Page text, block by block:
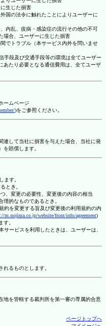
生じた損害
国の法令に触れたことによりユーザーに
内乱、疫病・感染症の流行その他の不可
場合、ユーザーに生じた損害
でトラブル（本サービス内外を問いませ
手段及び交通手段等の環境は全てユーザー
あたり必要となる通信費用は、全てユーザ
ームページ
)をご参照ください。
連して当社に損害を与えた場合、当社に発
賠償します。
ます。
とき。
、変更の必要性、変更後の内容の相当
的なものであるとき。
約を変更する旨及び変更後の利用規約の内
m.nojima.co.jp/website/front/info/agreement)
す。
ービスを利用したときは、ユーザーは、
れるものとします。
地を管轄する裁判所を第一審の専属的合意
ページトップへ